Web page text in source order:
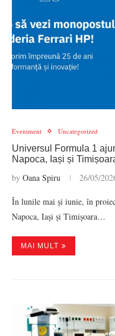
Eveniment Uncategorized
Universul Formula 1
Napoca, Iași și
by Oana Spiru 26/05/
În lunile mai și iunie, în
Napoca, Iași și Timișoara…
MAI MULT